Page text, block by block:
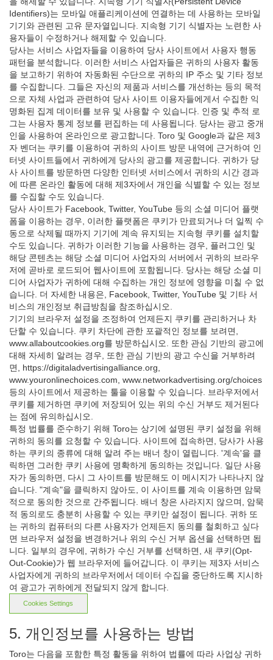
Identifiers)는 모바일 애플리케이션에 연결하는 데 사용하는 모바일
기기와 관련된 고유 문자열입니다. 지속형 기기 식별자는 노련한 사
용자들이 수정하거나 해제할 수 있습니다.
당사는 서비스 사업자들을 이용하여 당사 사이트에서 사용자 행동
패턴을 분석합니다. 이러한 서비스 사업자들은 귀하의 사용자 활동
을 보고하기 위하여 자동화된 수단으로 귀하의 IP 주소 및 기타 정보
를 수집합니다. 그들은 자신의 제품과 서비스를 개선하는 등의 목적
으로 자체 사업과 관련하여 당사 사이트 이용자들에게서 수집한 익
명화된 집계 데이터를 보유 및 사용할 수 있습니다. 인증 및 추적 로
그는 사용자 통계 정보를 편집하는 데 사용됩니다. 당사는 광고 중개
인을 사용하여 온라인으로 광고합니다. Toro 및 Google과 같은 제3
자 벤더는 쿠키를 이용하여 귀하의 사이트 방문 내역에 근거하여 인
터넷 사이트들에서 귀하에게 당사의 광고를 제공합니다. 귀하가 당
사 사이트를 방문하면 다양한 인터넷 서비스에서 귀하의 시간 경과
에 따른 온라인 활동에 대해 제3자에서 개인을 식별할 수 있는 정보
를 수집할 수도 있습니다.
당사 사이트가 Facebook, Twitter, YouTube 등의 소셜 미디어 플랫
폼을 이용하는 경우, 이러한 플랫폼은 쿠키가 만료되거나 더 일찍 수
동으로 삭제될 때까지 기기에 계속 유지되는 지속형 쿠키를 설치할
수도 있습니다. 귀하가 이러한 기능을 사용하는 경우, 플러그인 및
해당 콘텐츠는 해당 소셜 미디어 사업자의 서버에서 귀하의 브라우
저에 곧바로 로드되어 웹사이트에 포함됩니다. 당사는 해당 소셜 미
디어 사업자가 귀하에 대해 수집하는 개인 정보에 영향을 미칠 수 없
습니다. 더 자세한 내용은, Facebook, Twitter, YouTube 및 기타 서
비스의 개인정보 취급방침을 참조하십시오.
기기의 브라우저 설정을 조정하여 언제든지 쿠키를 관리하거나 차
단할 수 있습니다. 쿠키 차단에 관한 포괄적인 정보를 보려면,
www.allaboutcookies.org를 방문하십시오. 또한 관심 기반의 광고에
대해 자세히 알려는 경우, 또한 관심 기반의 광고 수신을 거부하려
면, https://digitaladvertisingalliance.org,
www.youronlinechoices.com, www.networkadvertising.org/choices
등의 사이트에서 제공하는 툴을 이용할 수 있습니다. 브라우저에서
쿠키를 제거하면 쿠키에 저장되어 있는 위의 수신 거부도 제거된다
는 점에 유의하십시오.
특정 법률를 준수하기 위해 Toro는 상기에 설명된 쿠키 설정을 위해
귀하의 동의를 요청할 수 있습니다. 사이트에 접속하면, 당사가 사용
하는 쿠키의 종류에 대해 알려 주는 배너 창이 열립니다. '계속'을 클
릭하면 그러한 쿠키 사용에 명확하게 동의하는 것입니다. 일단 사용
자가 동의하면, 다시 그 사이트를 방문해도 이 메시지가 나타나지 않
습니다. "계속"을 클릭하지 않아도, 이 사이트를 계속 이용하면 암묵
적으로 동의한 것으로 간주됩니다. 배너 창은 사라지지 않으며, 암묵
적 동의로도 충분히 사용할 수 있는 쿠키만 설정이 됩니다. 귀하 또
는 귀하의 컴퓨터의 다른 사용자가 언제든지 동의를 철회하고 싶다
면 브라우저 설정을 변경하거나 위의 수신 거부 옵션을 선택하면 됩
니다. 일부의 경우에, 귀하가 수신 거부를 선택하면, 새 쿠키(Opt-
Out-Cookie)가 웹 브라우저에 들어갑니다. 이 쿠키는 제3자 서비스
사업자에게 귀하의 브라우저에서 데이터 수집을 중단하도록 지시하
여 광고가 귀하에게 전달되지 않게 합니다.
Cookies Settings
5. 개인정보를 사용하는 방법
Toro는 다음을 포함한 특정 활동을 위하여 법률에 따라 사업상 귀하